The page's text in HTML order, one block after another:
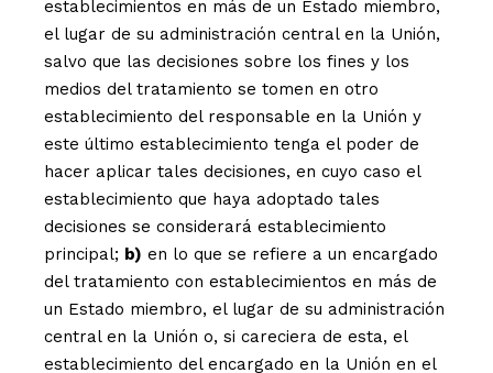
establecimientos en más de un Estado miembro,
el lugar de su administración central en la Unión,
salvo que las decisiones sobre los fines y los
medios del tratamiento se tomen en otro
establecimiento del responsable en la Unión y
este último establecimiento tenga el poder de
hacer aplicar tales decisiones, en cuyo caso el
establecimiento que haya adoptado tales
decisiones se considerará establecimiento
principal; b) en lo que se refiere a un encargado
del tratamiento con establecimientos en más de
un Estado miembro, el lugar de su administración
central en la Unión o, si careciera de esta, el
establecimiento del encargado en la Unión en el